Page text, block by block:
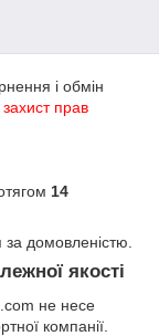
і обмін
прав
14
за домовленістю.
якості
не несе
компанії.